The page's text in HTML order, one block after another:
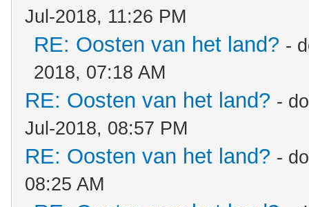
Jul-2018, 11:26 PM
RE: Oosten van het land? -
2018, 07:18 AM
RE: Oosten van het land? -
Jul-2018, 08:57 PM
RE: Oosten van het land? -
08:25 AM